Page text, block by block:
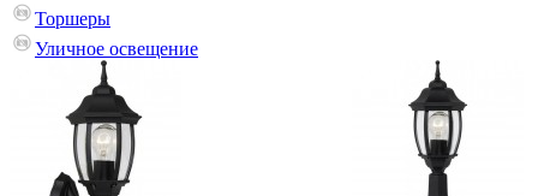
Торшеры
Уличное освещение